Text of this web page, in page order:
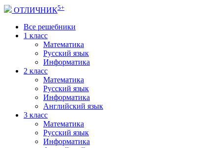
ОТЛИЧНИК5+
Все решебники
1 класс
Математика
Русский язык
Информатика
2 класс
Математика
Русский язык
Информатика
Английский язык
3 класс
Математика
Русский язык
Информатика